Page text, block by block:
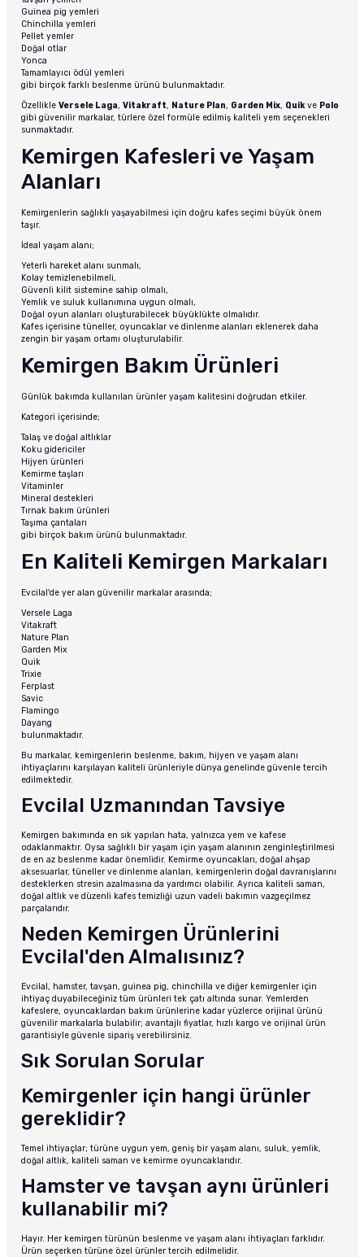
Guinea pig yemleri
Chinchilla yemleri
Pellet yemler
Doğal otlar
Yonca
Tamamlayıcı ödül yemleri
gibi birçok farklı beslenme ürünü bulunmaktadır.
Özellikle Versele Laga, Vitakraft, Nature Plan, Garden Mix, Quikve Polo
gibi güvenilir markalar, türlere özel formüle edilmiş kaliteli yem seçenekleri
sunmaktadır.
Kemirgen Kafesleri ve Yaşam
Alanları
Kemirgenlerin sağlıklı yaşayabilmesi için doğru kafes seçimi büyük önem
taşır.
İdeal yaşam alanı;
Yeterli hareket alanı sunmalı,
Kolay temizlenebilmeli,
Güvenli kilit sistemine sahip olmalı,
Yemlik ve suluk kullanımına uygun olmalı,
Doğal oyun alanları oluşturabilecek büyüklükte olmalıdır.
Kafes içerisine tüneller, oyuncaklar ve dinlenme alanları eklenerek daha
zengin bir yaşam ortamı oluşturulabilir.
Kemirgen Bakım Ürünleri
Günlük bakımda kullanılan ürünler yaşam kalitesini doğrudan etkiler.
Kategori içerisinde;
Talaş ve doğal altlıklar
Koku gidericiler
Hijyen ürünleri
Kemirme taşları
Vitaminler
Mineral destekleri
Tırnak bakım ürünleri
Taşıma çantaları
gibi birçok bakım ürünü bulunmaktadır.
En Kaliteli Kemirgen Markaları
Evcilal'de yer alan güvenilir markalar arasında;
Versele Laga
Vitakraft
Nature Plan
Garden Mix
Quik
Trixie
Ferplast
Savic
Flamingo
Dayang
bulunmaktadır.
Bu markalar, kemirgenlerin beslenme, bakım, hijyen ve yaşam alanı
ihtiyaçlarını karşılayan kaliteli ürünleriyle dünya genelinde güvenle tercih
edilmektedir.
Evcilal Uzmanından Tavsiye
Kemirgen bakımında en sık yapılan hata, yalnızca yem ve kafese
odaklanmaktır. Oysa sağlıklı bir yaşam için yaşam alanının zenginleştirilmesi
de en az beslenme kadar önemlidir. Kemirme oyuncakları, doğal ahşap
aksesuarlar, tüneller ve dinlenme alanları, kemirgenlerin doğal davranışlarını
desteklerken stresin azalmasına da yardımcı olabilir. Ayrıca kaliteli saman,
doğal altlık ve düzenli kafes temizliği uzun vadeli bakımın vazgeçilmez
parçalarıdır.
Neden Kemirgen Ürünlerini
Evcilal'den Almalısınız?
Evcilal, hamster, tavşan, guinea pig, chinchilla ve diğer kemirgenler için
ihtiyaç duyabileceğiniz tüm ürünleri tek çatı altında sunar. Yemlerden
kafeslere, oyuncaklardan bakım ürünlerine kadar yüzlerce orijinal ürünü
güvenilir markalarla bulabilir; avantajlı fiyatlar, hızlı kargo ve orijinal ürün
garantisiyle güvenle sipariş verebilirsiniz.
Sık Sorulan Sorular
Kemirgenler için hangi ürünler
gereklidir?
Temel ihtiyaçlar; türüne uygun yem, geniş bir yaşam alanı, suluk, yemlik,
doğal altlık, kaliteli saman ve kemirme oyuncaklarıdır.
Hamster ve tavşan aynı ürünleri
kullanabilir mi?
Hayır. Her kemirgen türünün beslenme ve yaşam alanı ihtiyaçları farklıdır.
Ürün seçerken türüne özel ürünler tercih edilmelidir.